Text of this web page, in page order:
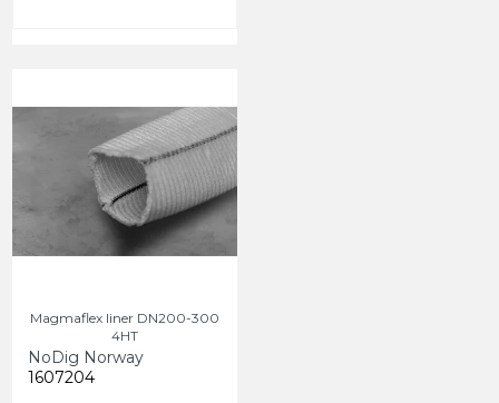
Magmaflex liner DN200-300
4HT
NoDig Norway
1607204